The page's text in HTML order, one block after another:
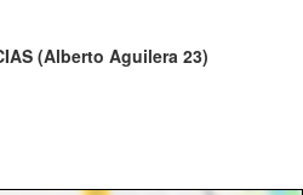
(Alberto Aguilera 23)